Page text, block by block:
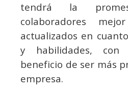
tendrá la
colaboradores
actualizados en
y habilidades, con
beneficio de ser más
empresa.